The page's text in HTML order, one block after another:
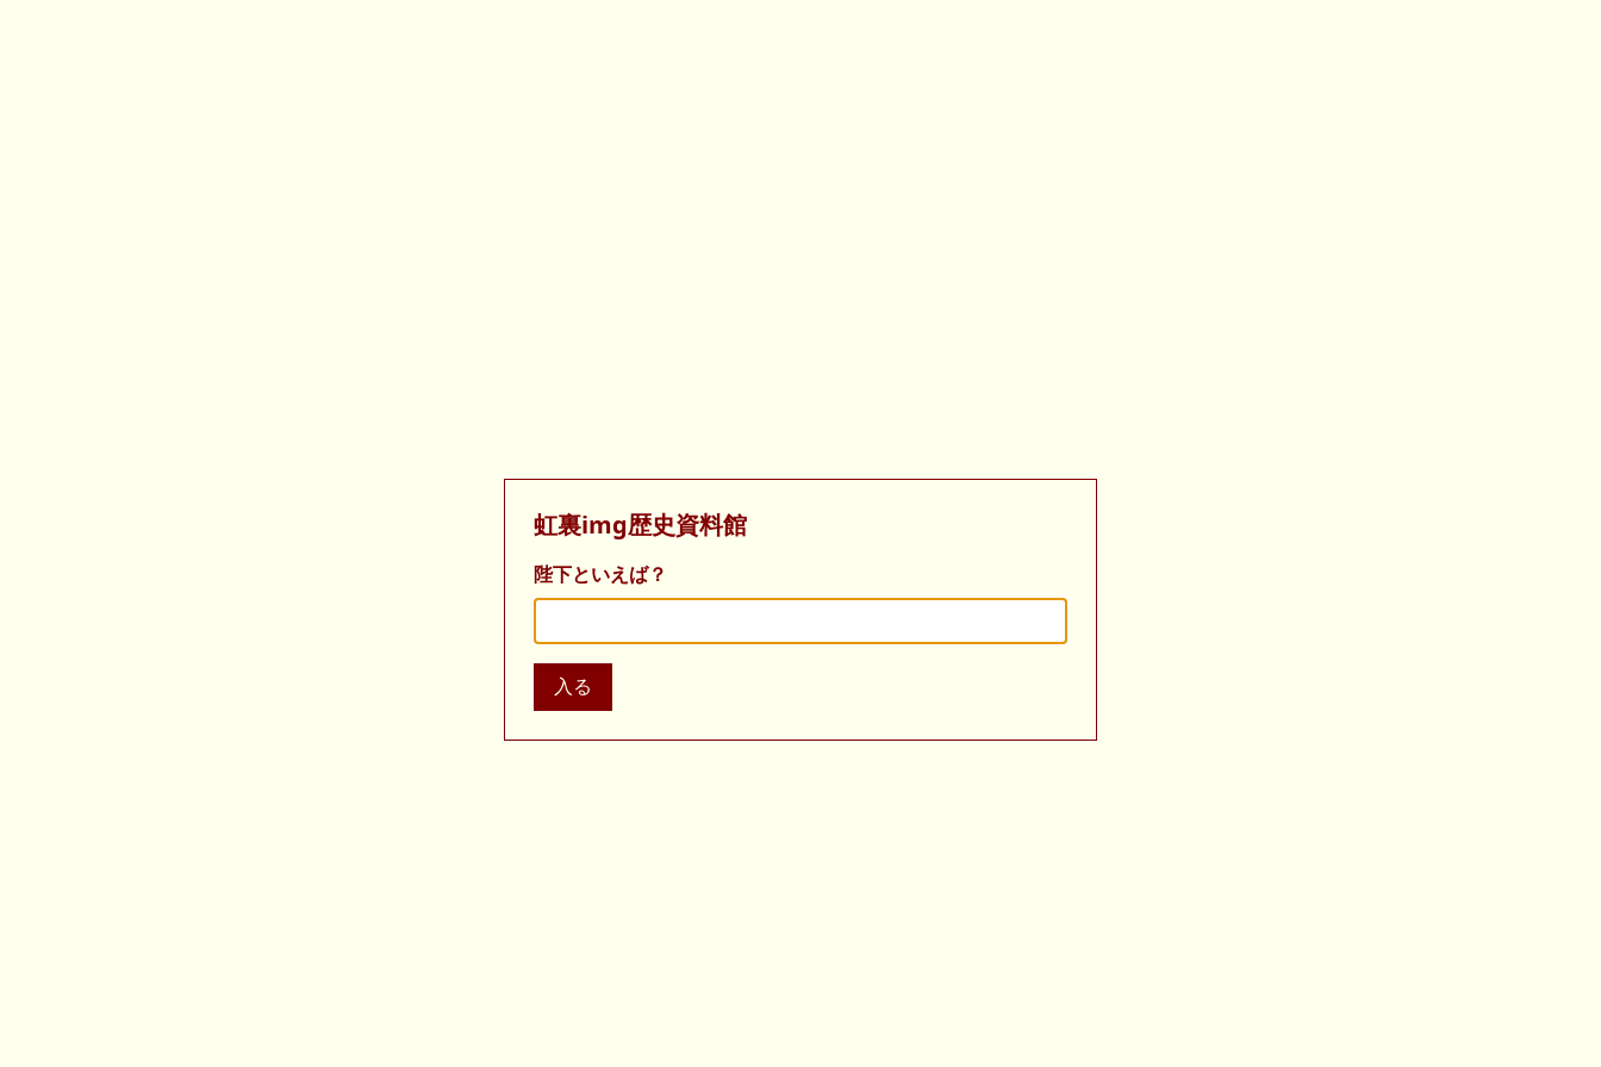
虹裏img歴史資料館
陛下といえば？
入る